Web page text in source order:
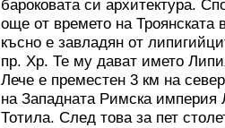
бароковата си архитектура.
още от времето на Троянската
късно е завладян от
пр. Хр. Те му дават името
Лече е преместен 3 км на
на Западната Римска империя
Тотила. След това за пет